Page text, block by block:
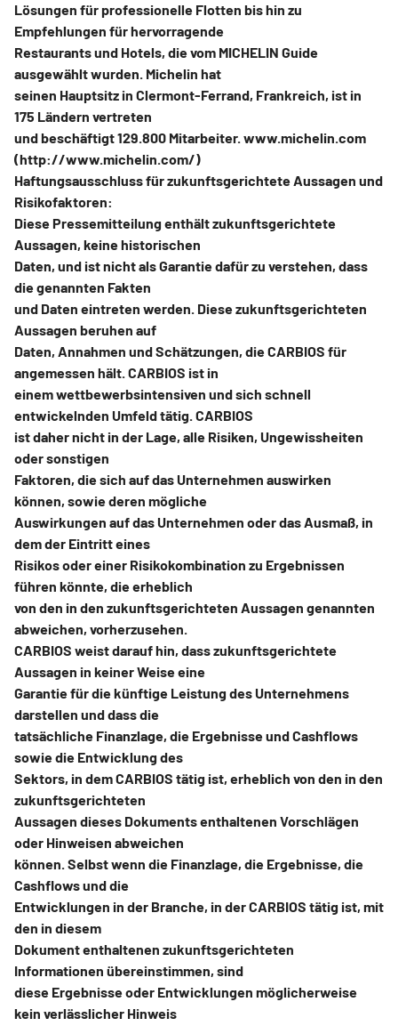
Lösungen für professionelle Flotten bis hin zu
Empfehlungen für hervorragende
Restaurants und Hotels, die vom MICHELIN Guide
ausgewählt wurden. Michelin hat
seinen Hauptsitz in Clermont-Ferrand, Frankreich, ist in
175 Ländern vertreten
und beschäftigt 129.800 Mitarbeiter. www.michelin.com
(http://www.michelin.com/)
Haftungsausschluss für zukunftsgerichtete Aussagen und
Risikofaktoren:
Diese Pressemitteilung enthält zukunftsgerichtete
Aussagen, keine historischen
Daten, und ist nicht als Garantie dafür zu verstehen, dass
die genannten Fakten
und Daten eintreten werden. Diese zukunftsgerichteten
Aussagen beruhen auf
Daten, Annahmen und Schätzungen, die CARBIOS für
angemessen hält. CARBIOS ist in
einem wettbewerbsintensiven und sich schnell
entwickelnden Umfeld tätig. CARBIOS
ist daher nicht in der Lage, alle Risiken, Ungewissheiten
oder sonstigen
Faktoren, die sich auf das Unternehmen auswirken
können, sowie deren mögliche
Auswirkungen auf das Unternehmen oder das Ausmaß, in
dem der Eintritt eines
Risikos oder einer Risikokombination zu Ergebnissen
führen könnte, die erheblich
von den in den zukunftsgerichteten Aussagen genannten
abweichen, vorherzusehen.
CARBIOS weist darauf hin, dass zukunftsgerichtete
Aussagen in keiner Weise eine
Garantie für die künftige Leistung des Unternehmens
darstellen und dass die
tatsächliche Finanzlage, die Ergebnisse und Cashflows
sowie die Entwicklung des
Sektors, in dem CARBIOS tätig ist, erheblich von den in den
zukunftsgerichteten
Aussagen dieses Dokuments enthaltenen Vorschlägen
oder Hinweisen abweichen
können. Selbst wenn die Finanzlage, die Ergebnisse, die
Cashflows und die
Entwicklungen in der Branche, in der CARBIOS tätig ist, mit
den in diesem
Dokument enthaltenen zukunftsgerichteten
Informationen übereinstimmen, sind
diese Ergebnisse oder Entwicklungen möglicherweise
kein verlässlicher Hinweis